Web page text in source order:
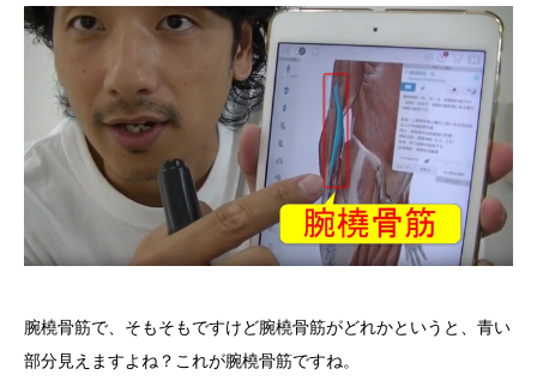
腕橈骨筋で、そもそもですけど腕橈骨筋がどれかというと、青い
部分見えますよね？これが腕橈骨筋ですね。